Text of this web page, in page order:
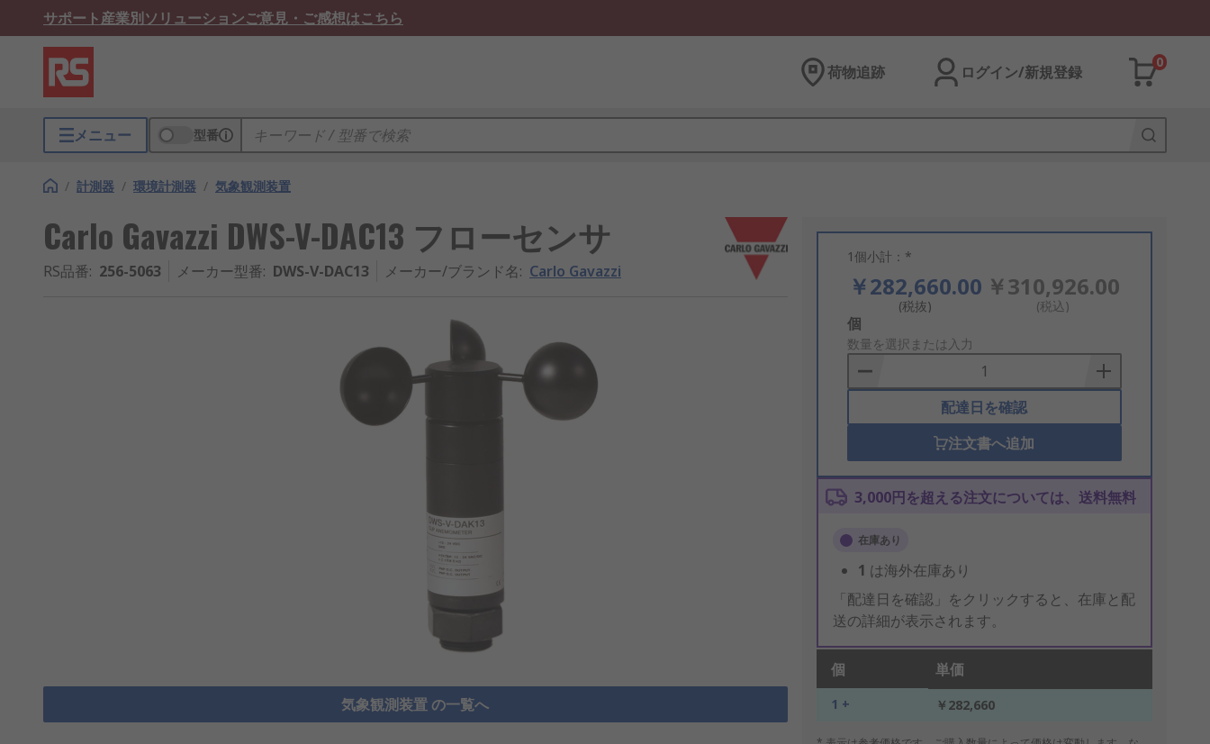
サポート産業別ソリューションご意見・ご感想はこちら
荷物追跡 ログイン/新規登録
0
メニュー 型番
/ 計測器 / 環境計測器 / 気象観測装置
Carlo Gavazzi DWS-V-DAC13 フローセンサ
RS品番: 256-5063 メーカー型番: DWS-V-DAC13 メーカー/ブランド名: Carlo Gavazzi
気象観測装置 の一覧へ
1個小計：*
￥282,660.00
(税抜)
￥310,926.00
(税込)
Add
to
Basket
個
数量を選択または入力
配達日を確認
注文書へ追加
3,000円を超える注文については、送料無料
在庫あり
1 は海外在庫あり
「配達日を確認」をクリックすると、在庫と配
送の詳細が表示されます。
個 単価
1 + ￥282,660